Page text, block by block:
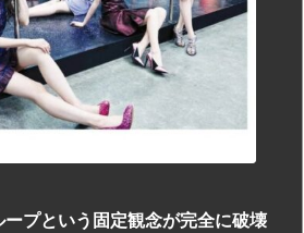
プという固定観念が完全に破壊